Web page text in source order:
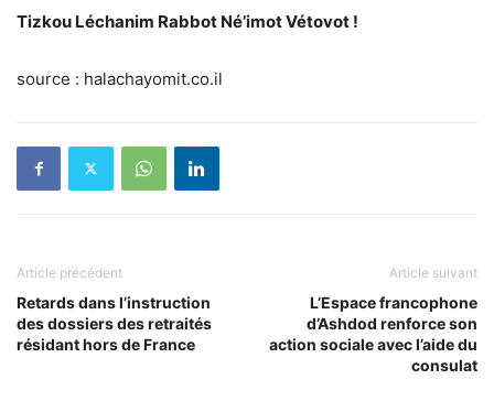
Tizkou Léchanim Rabbot Né’imot Vétovot !
source : halachayomit.co.il
Article précédent
Retards dans l’instruction
des dossiers des retraités
résidant hors de France
Article suivant
L’Espace francophone
d’Ashdod renforce son
action sociale avec l’aide du
consulat